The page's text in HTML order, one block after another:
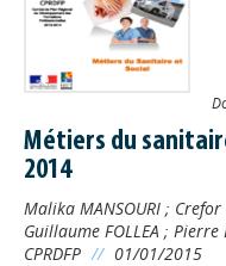
Métiers du
2014
Malika MANSOURI ;
Guillaume FOLLEA ; Pierre
CPRDFP // 01/01/2015